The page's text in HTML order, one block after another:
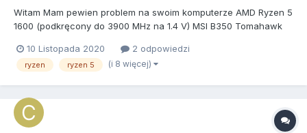
Witam Mam pewien problem na swoim komputerze AMD Ryzen 5
1600 (podkręcony do 3900 MHz na 1.4 V) MSI B350 Tomahawk
większość czasu działały na 2133 MHz, nawet na 2800 system
bywał niestabilny) Gigabyte RX570 4GB...
10 Listopada 2020 2 odpowiedzi
ryzen ryzen 5 (i 8 więcej)